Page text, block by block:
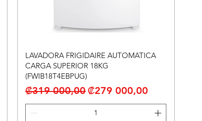
LAVADORA FRIGIDAIRE AUTOMATICA
CARGA SUPERIOR 18KG
(FWIB18T4EBPUG)
Precio
₡319 000,00 Precio de oferta
₡279 000,00